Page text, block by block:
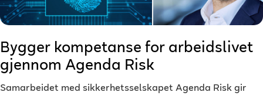
Bygger kompetanse for arbeidslivet
gjennom Agenda Risk
Samarbeidet med sikkerhetsselskapet Agenda Risk gir